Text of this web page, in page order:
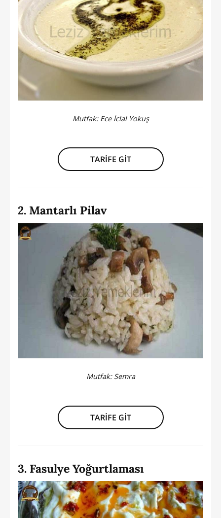
Mutfak: Ece İclal Yokuş
TARİFE GİT
2. Mantarlı Pilav
Mutfak: Semra
TARİFE GİT
3. Fasulye Yoğurtlaması